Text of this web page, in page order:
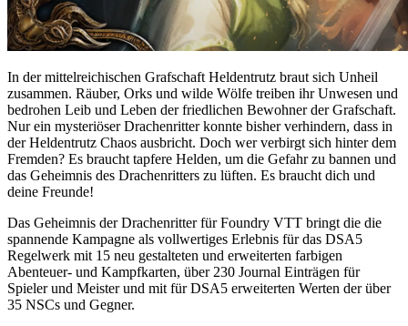
In der mittelreichischen Grafschaft Heldentrutz braut sich Unheil
zusammen. Räuber, Orks und wilde Wölfe treiben ihr Unwesen und
bedrohen Leib und Leben der friedlichen Bewohner der Grafschaft.
Nur ein mysteriöser Drachenritter konnte bisher verhindern, dass in
der Heldentrutz Chaos ausbricht. Doch wer verbirgt sich hinter dem
Fremden? Es braucht tapfere Helden, um die Gefahr zu bannen und
das Geheimnis des Drachenritters zu lüften. Es braucht dich und
deine Freunde!
Das Geheimnis der Drachenritter für Foundry VTT bringt die die
spannende Kampagne als vollwertiges Erlebnis für das DSA5
Regelwerk mit 15 neu gestalteten und erweiterten farbigen
Abenteuer- und Kampfkarten, über 230 Journal Einträgen für
Spieler und Meister und mit für DSA5 erweiterten Werten der über
35 NSCs und Gegner.